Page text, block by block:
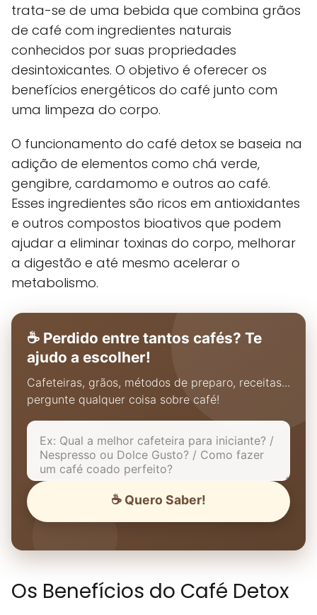
trata-se de uma bebida que combina grãos
de café com ingredientes naturais
conhecidos por suas propriedades
desintoxicantes. O objetivo é oferecer os
benefícios energéticos do café junto com
uma limpeza do corpo.
O funcionamento do café detox se baseia na
adição de elementos como chá verde,
gengibre, cardamomo e outros ao café.
Esses ingredientes são ricos em antioxidantes
e outros compostos bioativos que podem
ajudar a eliminar toxinas do corpo, melhorar
a digestão e até mesmo acelerar o
metabolismo.
☕ Perdido entre tantos cafés? Te
ajudo a escolher!
Cafeteiras, grãos, métodos de preparo, receitas...
pergunte qualquer coisa sobre café!
☕ Quero Saber!
Os Benefícios do Café Detox